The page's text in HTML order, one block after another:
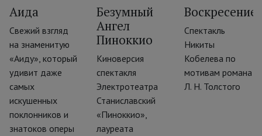
Аида
Свежий взгляд
на знаменитую
«Аиду», который
удивит даже
самых
искушенных
поклонников и
знатоков оперы
Безумный
Ангел
Пиноккио
Киноверсия
спектакля
Электротеатра
Станиславский
«Пиноккио»,
лауреата
Воскресение
Спектакль
Никиты
Кобелева по
мотивам романа
Л. Н. Толстого